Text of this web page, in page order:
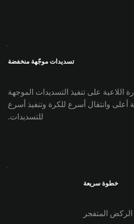
تسديدات موجّهة منخفضة
اللاعبة على تنفيذ التسديدات الموجهة
أعلى وانتقال أسرع للكرة وتنفيذ أسرع
للتسديدات.
خطوة سريعة
المتفجر